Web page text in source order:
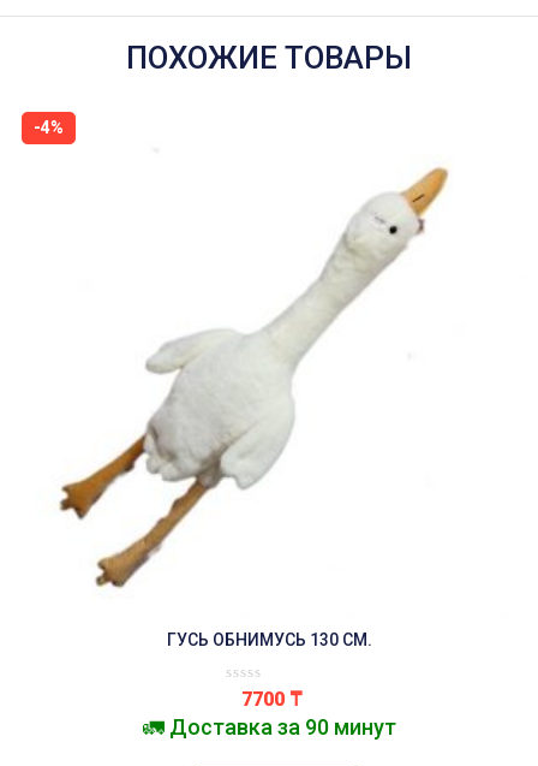
ПОХОЖИЕ ТОВАРЫ
-4%
ГУСЬ ОБНИМУСЬ 130 СМ.
7700 ₸
🚛 Доставка за 90 минут